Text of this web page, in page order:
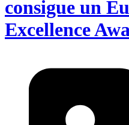
consigue un
Excellence